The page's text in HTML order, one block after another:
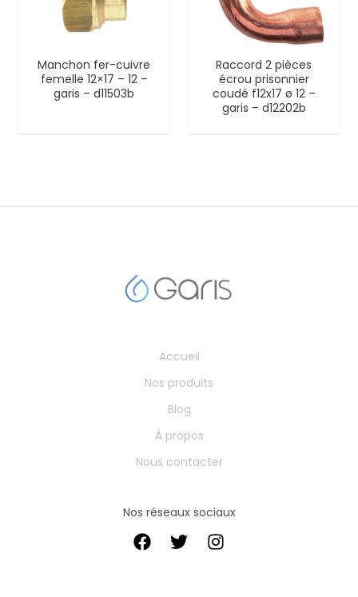
Manchon fer-cuivre
femelle 12×17 – 12 –
garis – d11503b
Raccord 2 pièces
écrou prisonnier
coudé f12x17 ø 12 –
garis – d12202b
Accueil
Nos produits
Blog
À propos
Nous contacter
Nos réseaux sociaux